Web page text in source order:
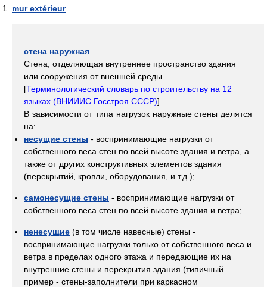
mur extérieur
стена наружная
Стена, отделяющая внутреннее пространство здания
или сооружения от внешней среды
[Терминологический словарь по строительству на 12
языках (ВНИИИС Госстроя СССР)]
В зависимости от типа нагрузок наружные стены делятся
на:
несущие стены - воспринимающие нагрузки от
собственного веса стен по всей высоте здания и ветра, а
также от других конструктивных элементов здания
(перекрытий, кровли, оборудования, и т.д.);
самонесущие стены - воспринимающие нагрузки от
собственного веса стен по всей высоте здания и ветра;
ненесущие (в том числе навесные) стены -
воспринимающие нагрузки только от собственного веса и
ветра в пределах одного этажа и передающие их на
внутренние стены и перекрытия здания (типичный
пример - стены-заполнители при каркасном